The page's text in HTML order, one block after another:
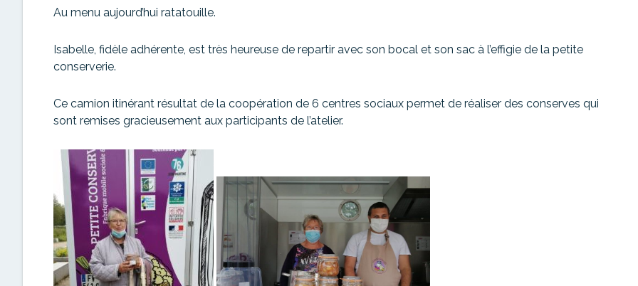
Au menu aujourd’hui ratatouille.
Isabelle, fidèle adhérente, est très heureuse de repartir avec son bocal et son sac à l’effigie de la petite
conserverie.
Ce camion itinérant résultat de la coopération de 6 centres sociaux permet de réaliser des conserves qui
sont remises gracieusement aux participants de l’atelier.